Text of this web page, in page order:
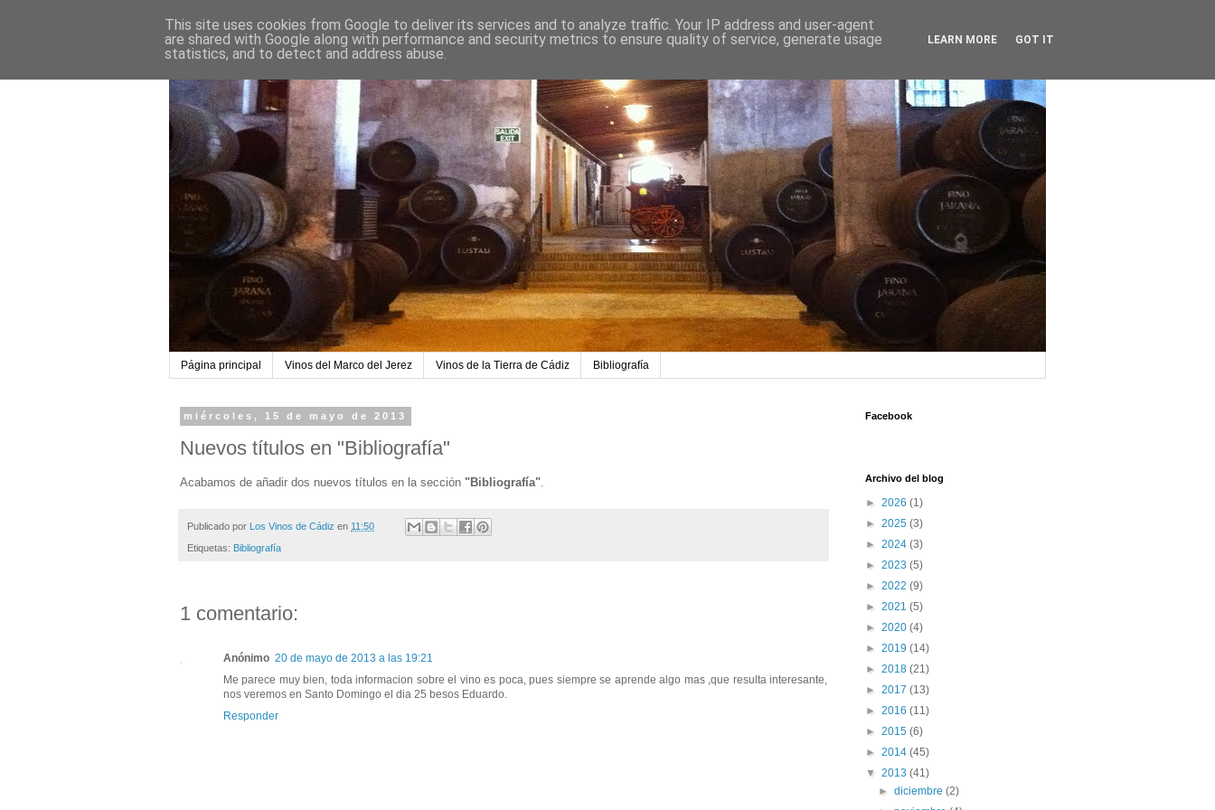
Página principal Vinos del Marco del Jerez Vinos de la Tierra de Cádiz Bibliografía
miércoles, 15 de mayo de 2013
Nuevos títulos en "Bibliografía"
Acabamos de añadir dos nuevos títulos en la sección "Bibliografía".
Publicado por Los Vinos de Cádiz en 11:50
Etiquetas: Bibliografía
1 comentario:
Anónimo 20 de mayo de 2013 a las 19:21
Me parece muy bien, toda informacion sobre el vino es poca, pues siempre se aprende algo mas ,que resulta interesante,
nos veremos en Santo Domingo el dia 25 besos Eduardo.
Responder
Facebook
Archivo del blog
► 2026 (1)
► 2025 (3)
► 2024 (3)
► 2023 (5)
► 2022 (9)
► 2021 (5)
► 2020 (4)
► 2019 (14)
► 2018 (21)
► 2017 (13)
► 2016 (11)
► 2015 (6)
► 2014 (45)
▼ 2013 (41)
►diciembre(2)
This site uses cookies from Google to deliver its services and to analyze traffic. Your IP address and user-agent
are shared with Google along with performance and security metrics to ensure quality of service, generate usage
statistics, and to detect and address abuse.
LEARN MORE GOT IT